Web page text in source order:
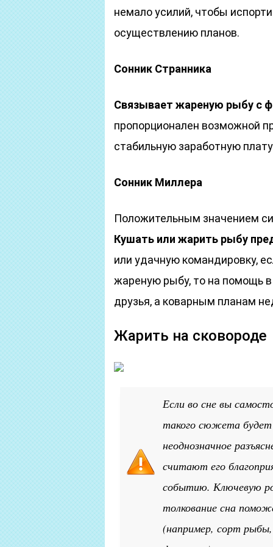
немало усилий, чтобы
осуществлению планов.
Сонник Странника
Связывает жареную рыбу с
пропорционален возможной
стабильную заработную
Сонник Миллера
Положительным значением
Кушать или жарить рыбу
или удачную командировку,
жареную рыбу, то на помощь
друзья, а коварным планам
Жарить на сковороде
Если во сне вы
такого сюжета будет
неоднозначное
считают его
событию. Ключевую
толкование сна
(например, сорт